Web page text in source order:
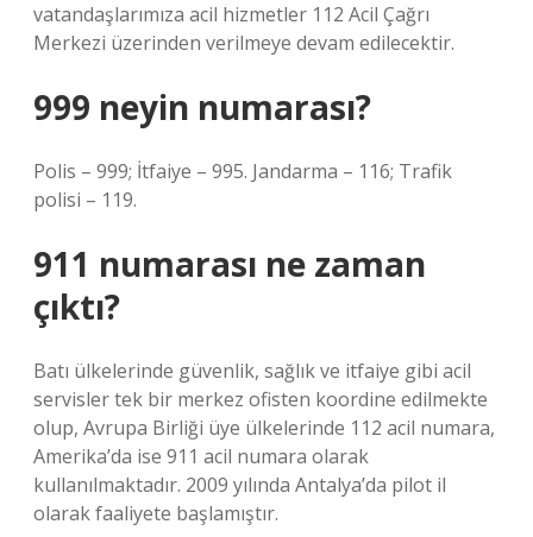
vatandaşlarımıza acil hizmetler 112 Acil Çağrı
Merkezi üzerinden verilmeye devam edilecektir.
999 neyin numarası?
Polis – 999; İtfaiye – 995. Jandarma – 116; Trafik
polisi – 119.
911 numarası ne zaman
çıktı?
Batı ülkelerinde güvenlik, sağlık ve itfaiye gibi acil
servisler tek bir merkez ofisten koordine edilmekte
olup, Avrupa Birliği üye ülkelerinde 112 acil numara,
Amerika’da ise 911 acil numara olarak
kullanılmaktadır. 2009 yılında Antalya’da pilot il
olarak faaliyete başlamıştır.